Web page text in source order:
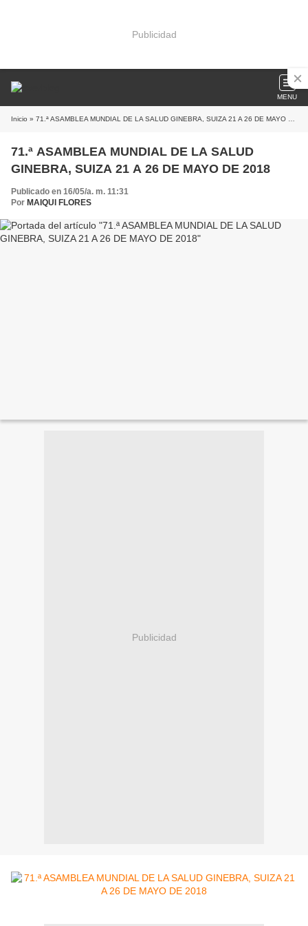
Publicidad
MENU
Inicio » 71.ª ASAMBLEA MUNDIAL DE LA SALUD GINEBRA, SUIZA 21 A 26 DE MAYO DE 2018
71.ª ASAMBLEA MUNDIAL DE LA SALUD
GINEBRA, SUIZA 21 A 26 DE MAYO DE 2018
Publicado en 16/05/a. m. 11:31
Por MAIQUI FLORES
Publicidad